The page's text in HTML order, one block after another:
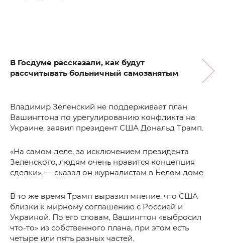
В Госдуме рассказали, как будут
рассчитывать больничный самозанятым
Владимир Зеленский не поддерживает план
Вашингтона по урегулированию конфликта на
Украине, заявил президент США Дональд Трамп.
«На самом деле, за исключением президента
Зеленского, людям очень нравится концепция
сделки», — сказал он журналистам в Белом доме.
В то же время Трамп выразил мнение, что США
близки к мирному соглашению с Россией и
Украиной. По его словам, Вашингтон «выбросил
что-то» из собственного плана, при этом есть
четыре или пять разных частей.